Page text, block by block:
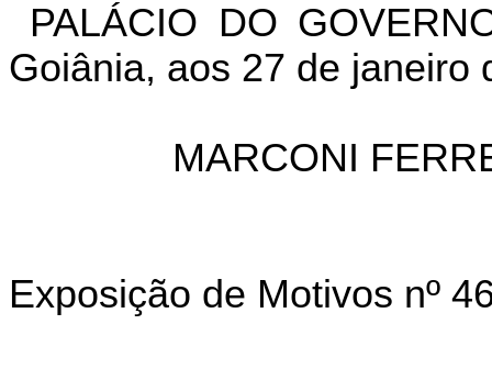
PALÁCIO DO
Goiânia, aos 27 de janeiro
MARCONI
Exposição de Motivos nº